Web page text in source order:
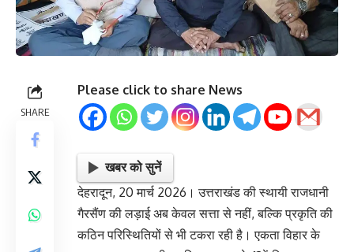
SHARE
Please click to share News
खबर को सुनें
देहरादून, 20 मार्च 2026। उत्तराखंड की स्थायी राजधानी
गैरसैंण की लड़ाई अब केवल सत्ता से नहीं, बल्कि प्रकृति की
कठिन परिस्थितियों से भी टकरा रही है। एकता विहार के